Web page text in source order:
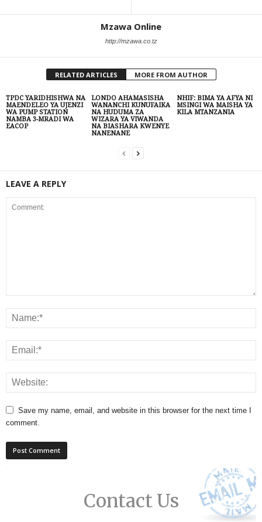
Mzawa Online
http://mzawa.co.tz
RELATED ARTICLES MORE FROM AUTHOR
TPDC YARIDHISHWA NA
MAENDELEO YA UJENZI
WA PUMP STATION
NAMBA 3-MRADI WA
EACOP
LONDO AHAMASISHA
WANANCHI KUNUFAIKA
NA HUDUMA ZA
WIZARA YA VIWANDA
NA BIASHARA KWENYE
NANENANE
NHIF: BIMA YA AFYA NI
MSINGI WA MAISHA YA
KILA MTANZANIA
LEAVE A REPLY
Save my name, email, and website in this browser for the next time I
comment.
Contact Us